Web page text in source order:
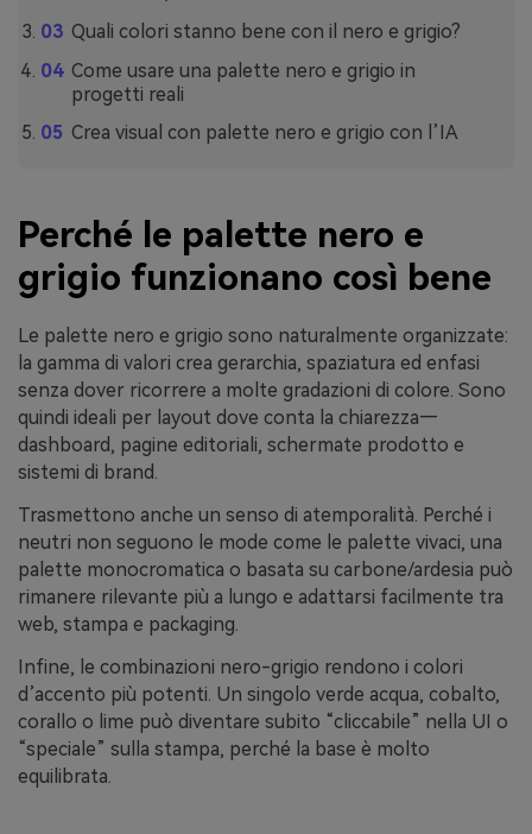
Quali colori stanno bene con il nero e grigio?
Come usare una palette nero e grigio in
progetti reali
Crea visual con palette nero e grigio con l’IA
Perché le palette nero e
grigio funzionano così bene
Le palette nero e grigio sono naturalmente organizzate:
la gamma di valori crea gerarchia, spaziatura ed enfasi
senza dover ricorrere a molte gradazioni di colore. Sono
quindi ideali per layout dove conta la chiarezza—
dashboard, pagine editoriali, schermate prodotto e
sistemi di brand.
Trasmettono anche un senso di atemporalità. Perché i
neutri non seguono le mode come le palette vivaci, una
palette monocromatica o basata su carbone/ardesia può
rimanere rilevante più a lungo e adattarsi facilmente tra
web, stampa e packaging.
Infine, le combinazioni nero-grigio rendono i colori
d’accento più potenti. Un singolo verde acqua, cobalto,
corallo o lime può diventare subito “cliccabile” nella UI o
“speciale” sulla stampa, perché la base è molto
equilibrata.